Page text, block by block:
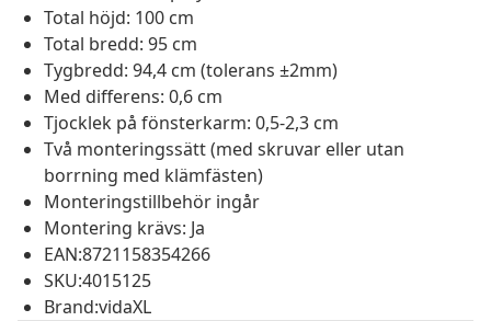
Total höjd: 100 cm
Total bredd: 95 cm
Tygbredd: 94,4 cm (tolerans ±2mm)
Med differens: 0,6 cm
Tjocklek på fönsterkarm: 0,5-2,3 cm
Två monteringssätt (med skruvar eller utan
borrning med klämfästen)
Monteringstillbehör ingår
Montering krävs: Ja
EAN:8721158354266
SKU:4015125
Brand:vidaXL